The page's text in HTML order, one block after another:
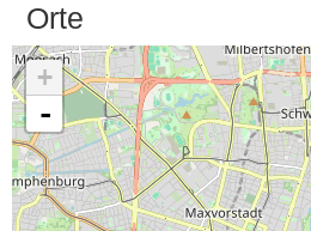
Orte
+
-